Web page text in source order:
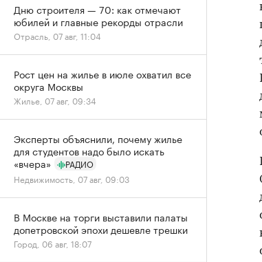
Дню строителя — 70: как отмечают
юбилей и главные рекорды отрасли
Отрасль, 07 авг, 11:04
Рост цен на жилье в июле охватил все
округа Москвы
Жилье, 07 авг, 09:34
Эксперты объяснили, почему жилье
для студентов надо было искать
«вчера»
РАДИО
Недвижимость, 07 авг, 09:03
В Москве на торги выставили палаты
допетровской эпохи дешевле трешки
Город, 06 авг, 18:07